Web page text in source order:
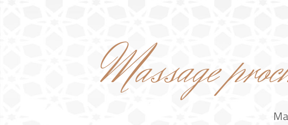
Massage